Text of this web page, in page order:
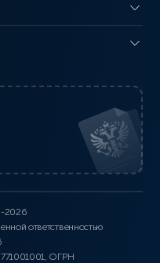
2026
ответственностью
ОГРН